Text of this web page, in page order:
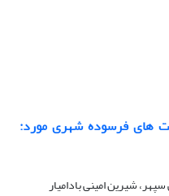
های فرسوده شهری مورد:
شیرین امینی بادامیار